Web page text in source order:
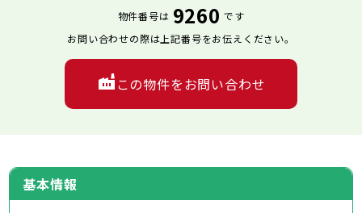
基本情報
物件番号は 9260 です
お問い合わせの際は上記番号をお伝えください。
この物件をお問い合わせ